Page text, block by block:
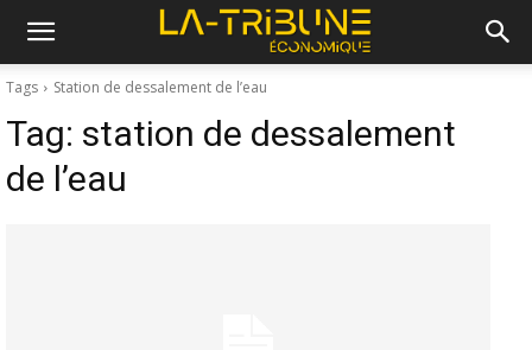
Tags Station de dessalement de l’eau
Tag: station de dessalement
de l’eau